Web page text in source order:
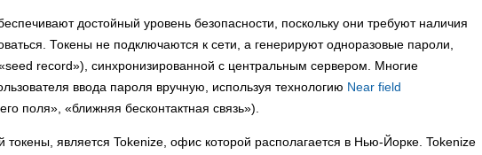
достойный уровень безопасности, поскольку они требуют наличия
Токены не подключаются к сети, а генерируют одноразовые пароли,
record»), синхронизированной с центральным сервером. Многие
ввода пароля вручную, используя технологию Near field
поля», «ближняя бесконтактная связь»).
является Tokenize, офис которой располагается в Нью-Йорке. Tokenize